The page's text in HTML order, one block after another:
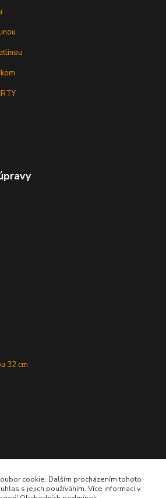
32 cm
902 212 007
hod
cookie. Dalším procházením tohoto
s jejich používáním. Více informací v